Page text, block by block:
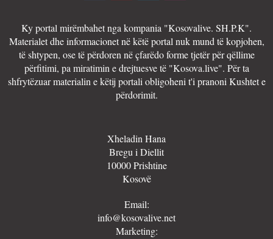
Ky portal mirëmbahet nga kompania "Kosovalive. SH.P.K".
Materialet dhe informacionet në këtë portal nuk mund të kopjohen,
të shtypen, ose të përdoren në çfarëdo forme tjetër për qëllime
përfitimi, pa miratimin e drejtuesve të "Kosova.live". Për ta
shfrytëzuar materialin e këtij portali obligoheni t'i pranoni Kushtet e
përdorimit.
Xheladin Hana
Bregu i Diellit
10000 Prishtine
Kosovë
Email:
info@kosovalive.net
Marketing: